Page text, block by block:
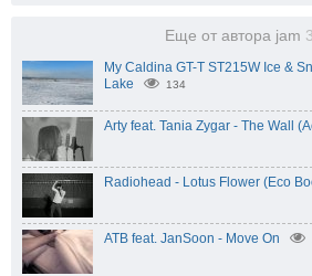
Еще от автора jam
My Caldina GT-T ST215W Ice &
Lake
134
Arty feat. Tania Zygar - The Wall
Radiohead - Lotus Flower (Eco
ATB feat. JanSoon - Move On